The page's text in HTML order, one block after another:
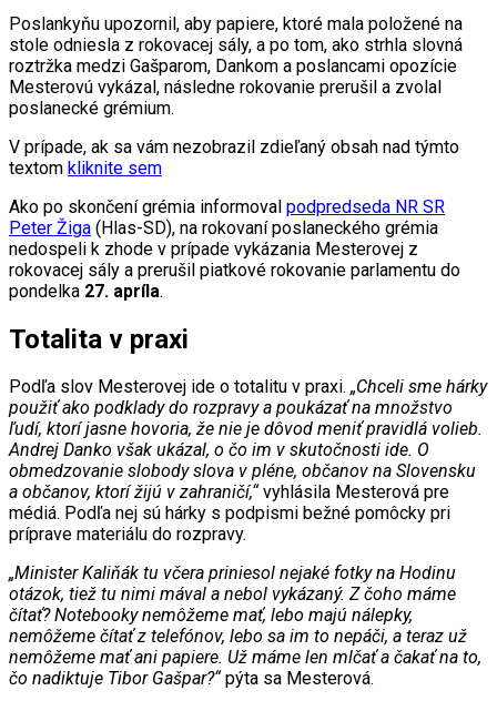
Poslankyňu upozornil, aby papiere, ktoré mala položené na
stole odniesla z rokovacej sály, a po tom, ako strhla slovná
roztržka medzi Gašparom, Dankom a poslancami opozície
Mesterovú vykázal, následne rokovanie prerušil a zvolal
poslanecké grémium.
V prípade, ak sa vám nezobrazil zdieľaný obsah nad týmto
textom kliknite sem
Ako po skončení grémia informoval podpredseda NR SR
Peter Žiga (Hlas-SD), na rokovaní poslaneckého grémia
nedospeli k zhode v prípade vykázania Mesterovej z
rokovacej sály a prerušil piatkové rokovanie parlamentu do
pondelka 27. apríla.
Totalita v praxi
Podľa slov Mesterovej ide o totalitu v praxi. „Chceli sme hárky
použiť ako podklady do rozpravy a poukázať na množstvo
ľudí, ktorí jasne hovoria, že nie je dôvod meniť pravidlá volieb.
Andrej Danko však ukázal, o čo im v skutočnosti ide. O
obmedzovanie slobody slova v pléne, občanov na Slovensku
a občanov, ktorí žijú v zahraničí,“ vyhlásila Mesterová pre
médiá. Podľa nej sú hárky s podpismi bežné pomôcky pri
príprave materiálu do rozpravy.
„Minister Kaliňák tu včera priniesol nejaké fotky na Hodinu
otázok, tiež tu nimi mával a nebol vykázaný. Z čoho máme
čítať? Notebooky nemôžeme mať, lebo majú nálepky,
nemôžeme čítať z telefónov, lebo sa im to nepáči, a teraz už
nemôžeme mať ani papiere. Už máme len mlčať a čakať na to,
čo nadiktuje Tibor Gašpar?“ pýta sa Mesterová.